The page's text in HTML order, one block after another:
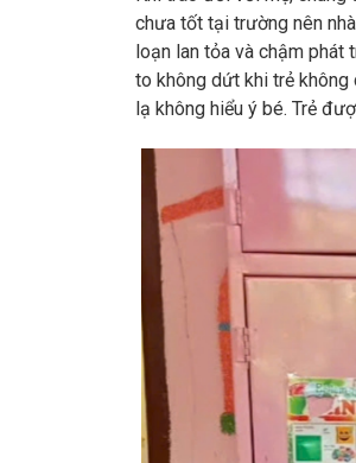
chưa tốt tại trường nên
loạn lan tỏa và chậm phát
to không dứt khi trẻ không
lạ không hiểu ý bé. Trẻ